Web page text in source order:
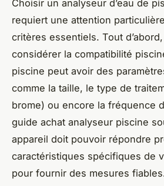
Choisir un analyseur d’eau de
requiert une attention
critères essentiels. Tout
considérer la compatibilité
piscine peut avoir des
comme la taille, le type de
brome) ou encore la fréquence
guide achat analyseur piscine
appareil doit pouvoir répondre
caractéristiques spécifiques de
pour fournir des mesures